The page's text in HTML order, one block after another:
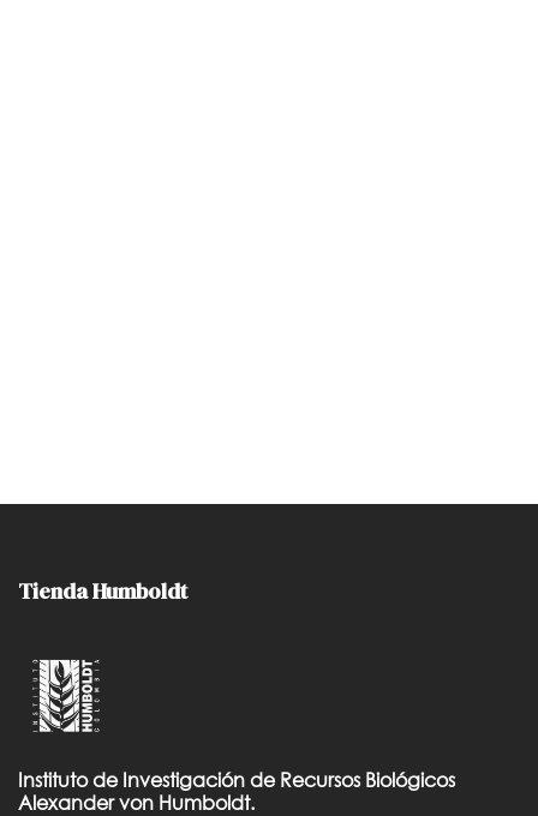
Tienda Humboldt
Instituto de Investigación de Recursos Biológicos
Alexander von Humboldt.